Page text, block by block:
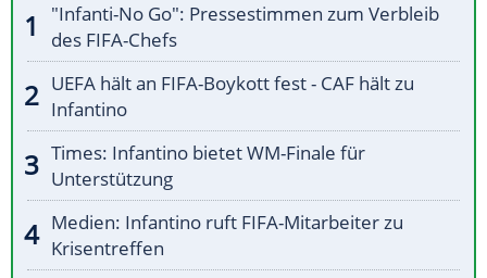
"Infanti-No Go": Pressestimmen zum Verbleib
des FIFA-Chefs
UEFA hält an FIFA-Boykott fest - CAF hält zu
Infantino
Times: Infantino bietet WM-Finale für
Unterstützung
Medien: Infantino ruft FIFA-Mitarbeiter zu
Krisentreffen